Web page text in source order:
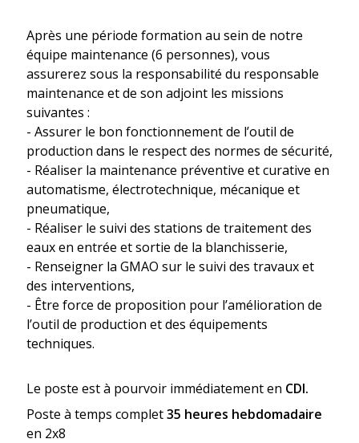
Après une période formation au sein de notre
équipe maintenance (6 personnes), vous
assurerez sous la responsabilité du responsable
maintenance et de son adjoint les missions
suivantes :
- Assurer le bon fonctionnement de l’outil de
production dans le respect des normes de sécurité,
- Réaliser la maintenance préventive et curative en
automatisme, électrotechnique, mécanique et
pneumatique,
- Réaliser le suivi des stations de traitement des
eaux en entrée et sortie de la blanchisserie,
- Renseigner la GMAO sur le suivi des travaux et
des interventions,
- Être force de proposition pour l’amélioration de
l’outil de production et des équipements
techniques.
Le poste est à pourvoir immédiatement en CDI.
Poste à temps complet35 heures hebdomadaire
en 2x8